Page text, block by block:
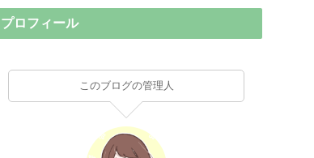
プロフィール
このブログの管理人